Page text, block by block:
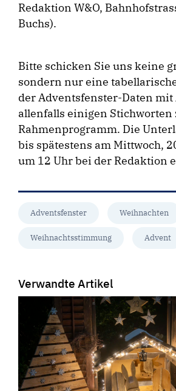
Redaktion W&O,
Buchs).
Bitte schicken Sie uns keine
sondern nur eine
der Adventsfenster-Daten mit
allenfalls einigen Stichworten
Rahmenprogramm. Die
bis spätestens am Mittwoch,
um 12 Uhr bei der Redaktion
Adventsfenster Weihnachten
Weihnachtsstimmung Advent
Verwandte Artikel